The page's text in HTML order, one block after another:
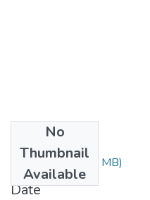
No
Thumbnail
Available
REZGUI.pdf(5.03 MB)
Date